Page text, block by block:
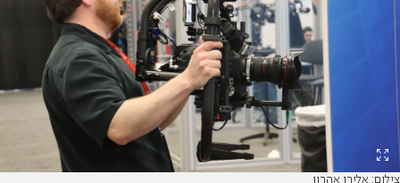
צילום: אלירן אהרון